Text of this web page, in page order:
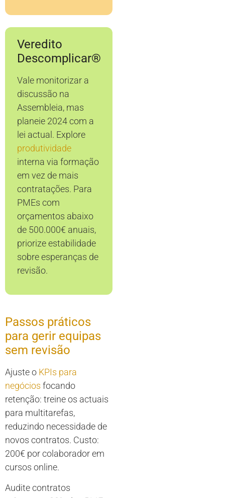
Veredito
Descomplicar®
Vale monitorizar a
discussão na
Assembleia, mas
planeie 2024 com a
lei actual. Explore
produtividade
interna via formação
em vez de mais
contratações. Para
PMEs com
orçamentos abaixo
de 500.000€ anuais,
priorize estabilidade
sobre esperanças de
revisão.
Passos práticos
para gerir equipas
sem revisão
Ajuste o KPIs para
negócios focando
retenção: treine os actuais
para multitarefas,
reduzindo necessidade de
novos contratos. Custo:
200€ por colaborador em
cursos online.
Audite contratos